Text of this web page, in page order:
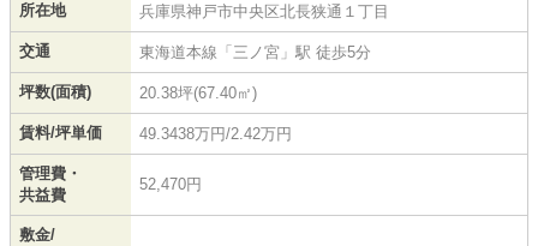
所在地 兵庫県神戸市中央区北長狭通 １丁目
交通 東海道本線 「 三ノ宮 」駅 徒歩5分
坪数(面積) 20.38坪(67.40㎡)
賃料/坪単価 49.3438万円/2.42万円
管理費・
共益費
52,470円
敷金/